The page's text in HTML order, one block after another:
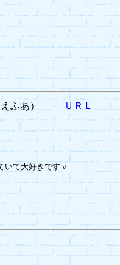
えふあ） ＵＲＬ
いて大好きですｖ